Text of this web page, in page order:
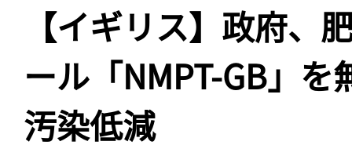
【イギリス】政府、
ール「NMPT-GB」
汚染低減